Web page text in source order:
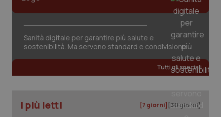
Sanità digitale per garantire più salute e
sostenibilità. Ma servono standard e condivisione
Tutti gli speciali
I più letti [7 giorni] [30 giorni]